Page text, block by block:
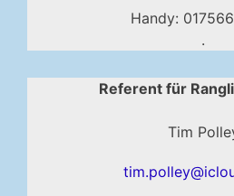
Handy:
.
Referent für
Tim